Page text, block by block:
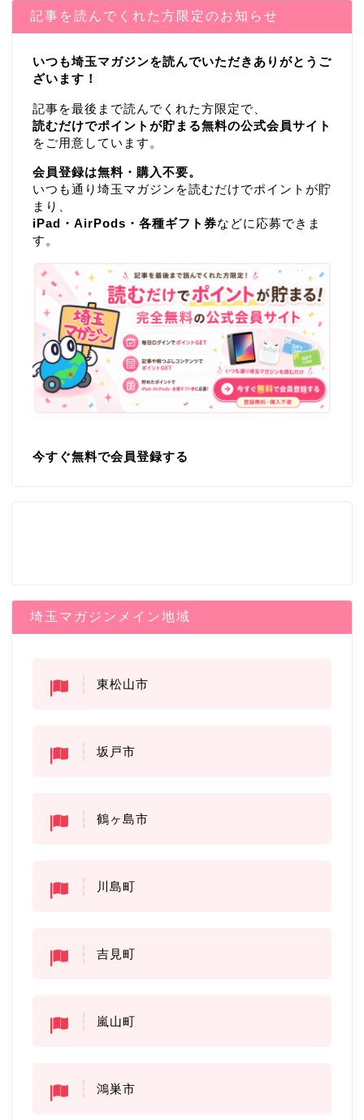
記事を読んでくれた方限定のお知らせ
いつも埼玉マガジンを読んでいただきありがとうご
ざいます！
記事を最後まで読んでくれた方限定で、
読むだけでポイントが貯まる無料の公式会員サイト
をご用意しています。
会員登録は無料・購入不要。
いつも通り埼玉マガジンを読むだけでポイントが貯
まり、
iPad・AirPods・各種ギフト券などに応募できま
す。
今すぐ無料で会員登録する
埼玉マガジンメイン地域
東松山市
坂戸市
鶴ヶ島市
川島町
吉見町
嵐山町
鴻巣市